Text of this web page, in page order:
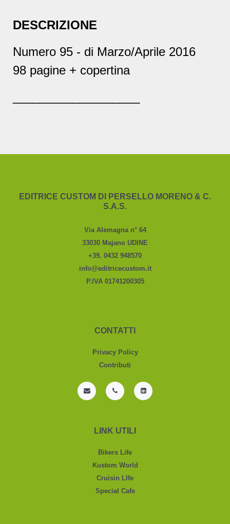
DESCRIZIONE
Numero 95 - di Marzo/Aprile 2016
98 pagine + copertina
EDITRICE CUSTOM DI PERSELLO MORENO & C.
S.A.S.
Via Alemagna n° 64
33030 Majano UDINE
+39. 0432 948570
info@editricecustom.it
P.IVA 01741200305
CONTATTI
Privacy Policy
Contributi
LINK UTILI
Bikers Life
Kustom World
Cruisin LIfe
Special Cafe